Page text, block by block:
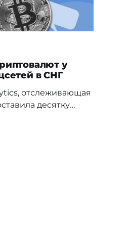
монетным
у
в СНГ
отслеживающая
десятку
сетей, которые